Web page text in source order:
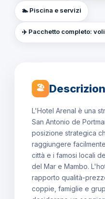
🏊 Piscina e servizi
✈️ Pacchetto completo:
🏖
L'Hotel Arenal è una
San Antonio de
posizione strategica
raggiungere
città e i famosi locali
del Mar e Mambo.
rapporto qualità-
coppie, famiglie e